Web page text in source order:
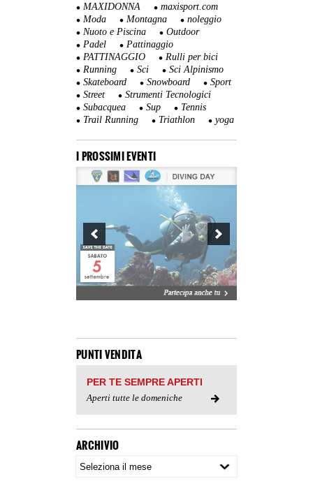
MAXIDONNA
maxisport.com
Moda
Montagna
noleggio
Nuoto e Piscina
Outdoor
Padel
Pattinaggio
PATTINAGGIO
Rulli per bici
Running
Sci
Sci Alpinismo
Skateboard
Snowboard
Sport
Street
Strumenti Tecnologici
Subacquea
Sup
Tennis
Trail Running
Triathlon yoga
I PROSSIMI EVENTI
PUNTI VENDITA
PER TE SEMPRE APERTI
Aperti tutte le domeniche
ARCHIVIO